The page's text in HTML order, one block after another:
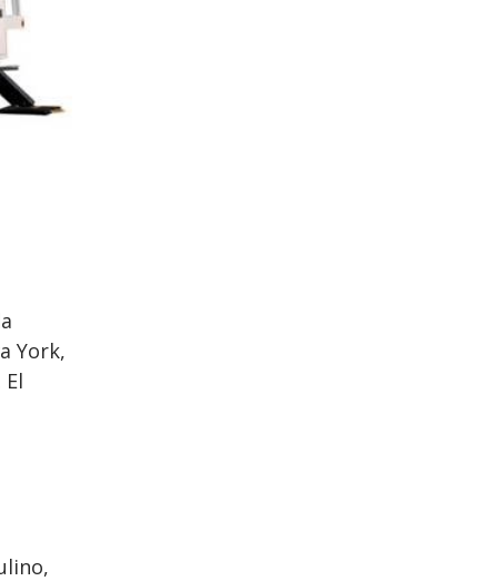
York,